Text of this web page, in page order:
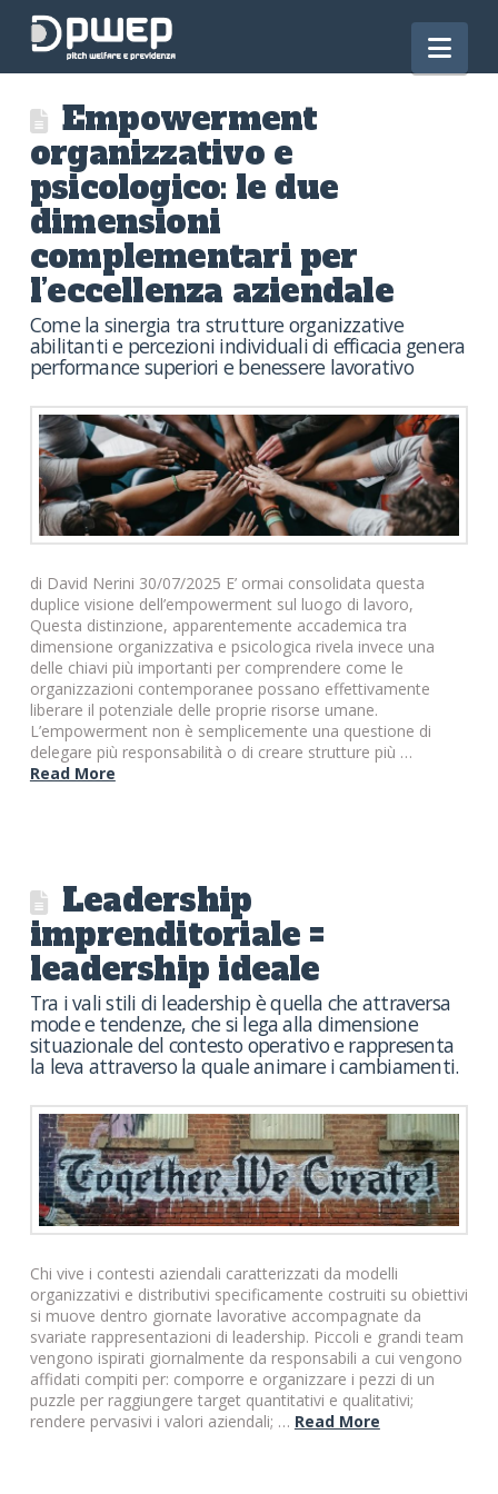
Empowerment
organizzativo e
psicologico: le due
dimensioni
complementari per
l’eccellenza aziendale
Come la sinergia tra strutture organizzative
abilitanti e percezioni individuali di efficacia genera
performance superiori e benessere lavorativo
di David Nerini 30/07/2025 E’ ormai consolidata questa
duplice visione dell’empowerment sul luogo di lavoro,
Questa distinzione, apparentemente accademica tra
dimensione organizzativa e psicologica rivela invece una
delle chiavi più importanti per comprendere come le
organizzazioni contemporanee possano effettivamente
liberare il potenziale delle proprie risorse umane.
L’empowerment non è semplicemente una questione di
delegare più responsabilità o di creare strutture più …
Read More
Leadership
imprenditoriale =
leadership ideale
Tra i vali stili di leadership è quella che attraversa
mode e tendenze, che si lega alla dimensione
situazionale del contesto operativo e rappresenta
la leva attraverso la quale animare i cambiamenti.
Chi vive i contesti aziendali caratterizzati da modelli
organizzativi e distributivi specificamente costruiti su obiettivi
si muove dentro giornate lavorative accompagnate da
svariate rappresentazioni di leadership. Piccoli e grandi team
vengono ispirati giornalmente da responsabili a cui vengono
affidati compiti per: comporre e organizzare i pezzi di un
puzzle per raggiungere target quantitativi e qualitativi;
rendere pervasivi i valori aziendali; … Read More